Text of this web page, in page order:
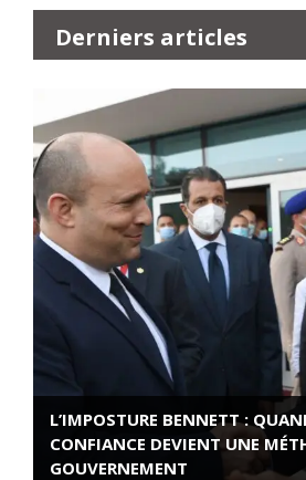
Derniers articles
L’IMPOSTURE BENNETT :
CONFIANCE DEVIENT UNE
GOUVERNEMENT